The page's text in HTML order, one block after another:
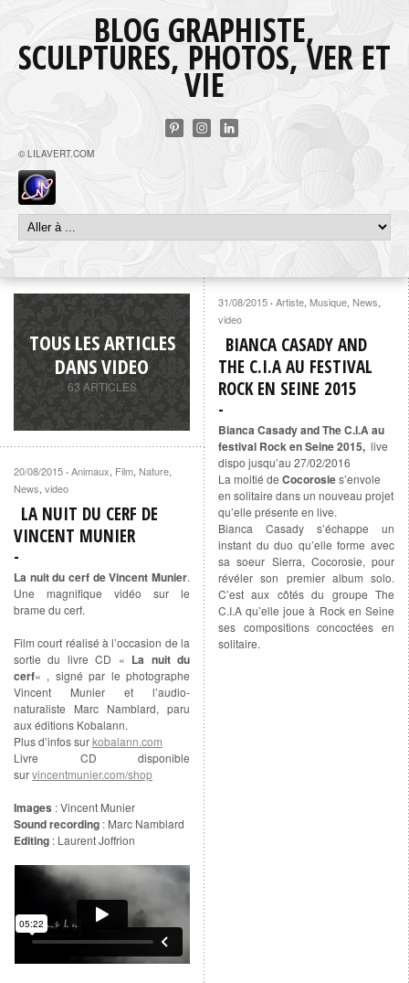
BLOG GRAPHISTE,
SCULPTURES, PHOTOS, VER ET
VIE
© LILAVERT.COM
TOUS LES ARTICLES
DANS VIDEO
63 ARTICLES
31/08/2015 · Artiste, Musique, News,
video
BIANCA CASADY AND
THE C.I.A AU FESTIVAL
ROCK EN SEINE 2015
Bianca Casady and The C.I.A au
festival Rock en Seine 2015, live
dispo jusqu’au 27/02/2016
La moitié de Cocorosies’envole
en solitaire dans un nouveau projet
qu’elle présente en live.
Bianca Casady s’échappe un
instant du duo qu’elle forme avec
sa soeur Sierra, Cocorosie, pour
révéler son premier album solo.
C’est aux côtés du groupe The
C.I.A qu’elle joue à Rock en Seine
ses compositions concoctées en
solitaire.
20/08/2015 · Animaux, Film, Nature,
News, video
LA NUIT DU CERF DE
VINCENT MUNIER
La nuit du cerf de Vincent Munier.
Une magnifique vidéo sur le
brame du cerf.
Film court réalisé à l’occasion de la
sortie du livre CD « La nuit du
cerf« , signé par le photographe
Vincent Munier et l’audio-
naturaliste Marc Namblard, paru
aux éditions Kobalann.
Plus d’infos surkobalann.com
Livre CD disponible
survincentmunier.com/shop
Images : Vincent Munier
Sound recording : Marc Namblard
Editing : Laurent Joffrion